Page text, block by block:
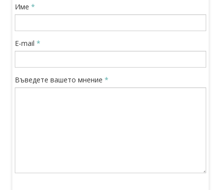
Име *
E-mail *
Въведете вашето мнение *